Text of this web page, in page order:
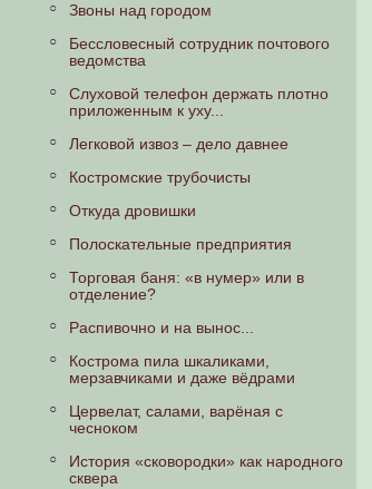
Соболев А.П.
Васильев Михаил
Звоны над городом
Бессловесный сотрудник почтового
ведомства
Cлуховой телефон держать плотно
приложенным к уху...
Легковой извоз – дело давнее
Костромские трубочисты
Откуда дровишки
Полоскательные предприятия
Торговая баня: «в нумер» или в
отделение?
Распивочно и на вынос...
Кострома пила шкаликами,
мерзавчиками и даже вёдрами
Цервелат, салами, варёная с
чесноком
История «сковородки» как народного
сквера